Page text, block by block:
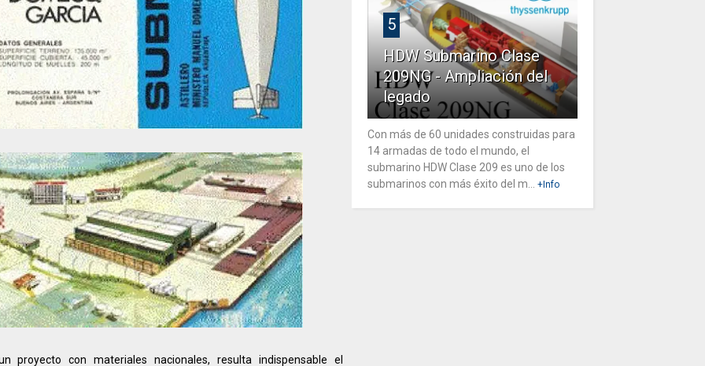
proyecto con materiales nacionales, resulta indispensable el
5
HDW Submarino Clase
209NG - Ampliación del
legado
Con más de 60 unidades construidas para
14 armadas de todo el mundo, el
submarino HDW Clase 209 es uno de los
submarinos con más éxito del m...
+Info